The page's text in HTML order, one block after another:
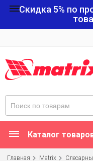
Скидка 5% по
Каталог
Главная Matrix